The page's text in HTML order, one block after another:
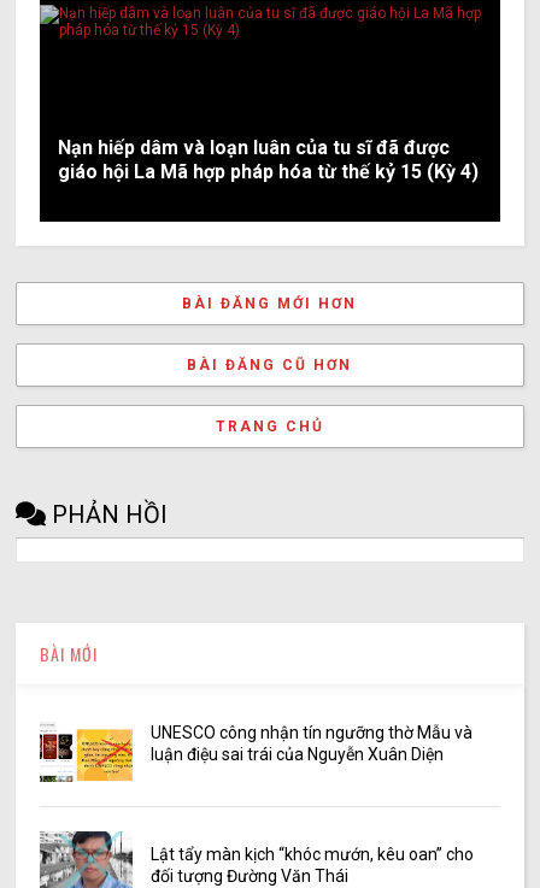
Nạn hiếp dâm và loạn luân của tu sĩ đã được
giáo hội La Mã hợp pháp hóa từ thế kỷ 15 (Kỳ 4)
BÀI ĐĂNG MỚI HƠN
BÀI ĐĂNG CŨ HƠN
TRANG CHỦ
PHẢN HỒI
BÀI MỚI
UNESCO công nhận tín ngưỡng thờ Mẫu và
luận điệu sai trái của Nguyễn Xuân Diện
Lật tẩy màn kịch “khóc mướn, kêu oan” cho
đối tượng Đường Văn Thái